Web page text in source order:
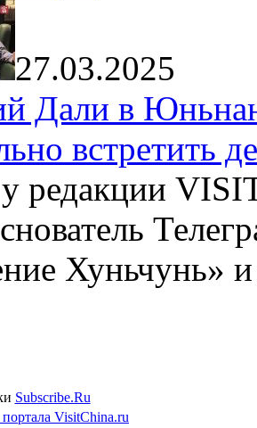
27.03.2025
Дали в
встретить
у редакции
Хуньчунь»
Subscribe.Ru
VisitChina.ru